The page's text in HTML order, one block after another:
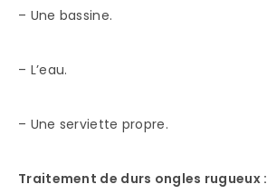
– Une bassine.
– L’eau.
– Une serviette propre.
Traitement de durs ongles rugueux :